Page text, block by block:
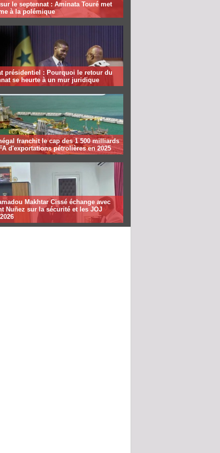
le septennat : Aminata Touré met
à la polémique
présidentiel : Pourquoi le retour du
se heurte à un mur juridique
franchit le cap des 1 500 milliards
d'exportations pétrolières en 2025
Makhtar Cissé échange avec
Nuñez sur la sécurité et les JOJ